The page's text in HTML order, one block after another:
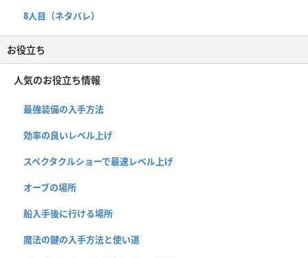
8人目（ネタバレ）
お役立ち
人気のお役立ち情報
最強装備の入手方法
効率の良いレベル上げ
スペクタクルショーで最速レベル上げ
オーブの場所
船入手後に行ける場所
魔法の鍵の入手方法と使い道